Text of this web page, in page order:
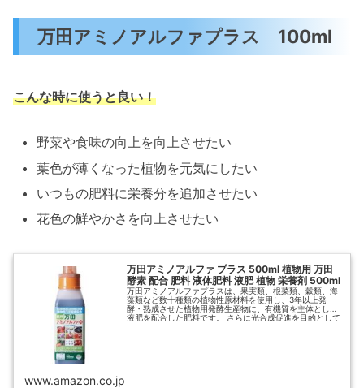
万田アミノアルファプラス 100ml
こんな時に使うと良い！
野菜や食味の向上を向上させたい
葉色が薄くなった植物を元気にしたい
いつもの肥料に栄養分を追加させたい
花色の鮮やかさを向上させたい
万田アミノアルファ プラス 500ml 植物用 万田
酵素 配合 肥料 液体肥料 液肥 植物 栄養剤 500ml
万田アミノアルファプラスは、果実類、根菜類、穀類、海
藻類など数十種類の植物性原材料を使用し、3年以上発
酵・熟成させた植物用発酵生産物に、有機質を主体とした
液肥を配合した肥料です。 さらに光合成促進を目的として
www.amazon.co.jp